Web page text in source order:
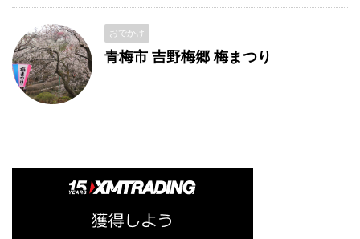
おでかけ
青梅市 吉野梅郷 梅まつり